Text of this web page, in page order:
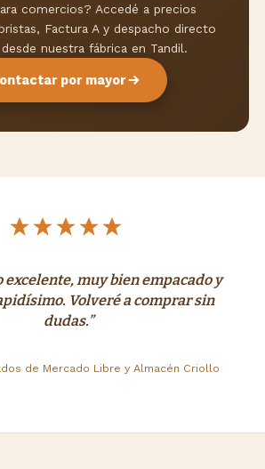
comercios? Accedé a precios
Factura A y despacho directo
desde nuestra fábrica en Tandil.
por mayor
excelente, muy bien empacado y
Volveré a comprar sin
dudas.”
de Mercado Libre y Almacén Criollo